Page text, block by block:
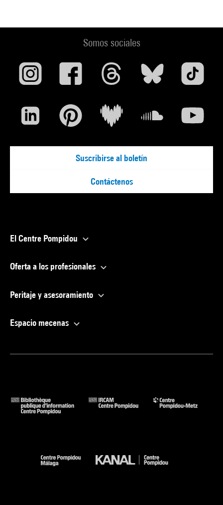
Somos sociales
Suscribirse al boletín
Contáctenos
El Centre Pompidou
Oferta a los profesionales
Peritaje y asesoramiento
Espacio mecenas